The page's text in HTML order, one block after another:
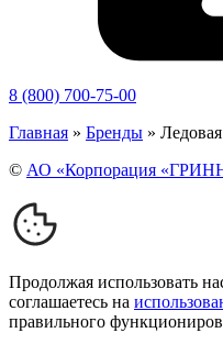
8 (800) 700-75-00
Главная » Бренды »
© АО «Корпорация
Продолжая использовать
соглашаетесь на
правильного